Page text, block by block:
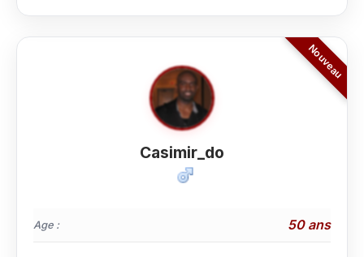
Casimir_do
Age : 50 ans